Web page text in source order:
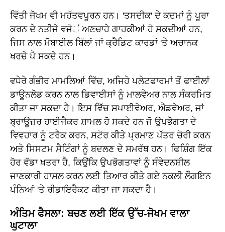
ਵਿੱਤੀ ਜੋਖਮ ਵੀ ਮਹੱਤਵਪੂਰਨ ਹਨ। 'ਤਸਦੀਕ' ਦੇ ਕਦਮਾਂ ਨੂੰ ਪੂਰਾ
ਕਰਨ ਦੇ ਨਤੀਜੇ ਵਜੋਂ ਅਣਚਾਹੇ ਗਾਹਕੀਆਂ ਹੋ ਸਕਦੀਆਂ ਹਨ,
ਜਿਸ ਨਾਲ ਮੋਬਾਈਲ ਬਿੱਲਾਂ ਜਾਂ ਕ੍ਰੈਡਿਟ ਕਾਰਡਾਂ 'ਤੇ ਅਚਾਨਕ
ਖਰਚੇ ਪੈ ਸਕਦੇ ਹਨ।
ਵਧੇਰੇ ਗੰਭੀਰ ਮਾਮਲਿਆਂ ਵਿੱਚ, ਅਜਿਹੇ ਪਲੇਟਫਾਰਮਾਂ ਤੋਂ ਫਾਈਲਾਂ
ਡਾਊਨਲੋਡ ਕਰਨ ਨਾਲ ਡਿਵਾਈਸਾਂ ਨੂੰ ਮਾਲਵੇਅਰ ਨਾਲ ਸੰਕਰਮਿਤ
ਕੀਤਾ ਜਾ ਸਕਦਾ ਹੈ। ਇਸ ਵਿੱਚ ਸਪਾਈਵੇਅਰ, ਐਡਵੇਅਰ, ਜਾਂ
ਬ੍ਰਾਊਜ਼ਰ ਹਾਈਜੈਕਰ ਸ਼ਾਮਲ ਹੋ ਸਕਦੇ ਹਨ ਜੋ ਉਪਭੋਗਤਾ ਦੇ
ਵਿਵਹਾਰ ਨੂੰ ਟਰੈਕ ਕਰਨ, ਸਟੋਰ ਕੀਤੇ ਪ੍ਰਮਾਣ ਪੱਤਰ ਚੋਰੀ ਕਰਨ
ਅਤੇ ਸਿਸਟਮ ਸੈਟਿੰਗਾਂ ਨੂੰ ਬਦਲਣ ਦੇ ਸਮਰੱਥ ਹਨ। ਫਿਸ਼ਿੰਗ ਇੱਕ
ਹੋਰ ਵੱਡਾ ਖ਼ਤਰਾ ਹੈ, ਕਿਉਂਕਿ ਉਪਭੋਗਤਾਵਾਂ ਨੂੰ ਸੰਵੇਦਨਸ਼ੀਲ
ਜਾਣਕਾਰੀ ਹਾਸਲ ਕਰਨ ਲਈ ਤਿਆਰ ਕੀਤੇ ਗਏ ਨਕਲੀ ਲੌਗਇਨ
ਪੰਨਿਆਂ 'ਤੇ ਰੀਡਾਇਰੈਕਟ ਕੀਤਾ ਜਾ ਸਕਦਾ ਹੈ।
ਅੰਤਿਮ ਫੈਸਲਾ: ਬਚਣ ਲਈ ਇੱਕ ਉੱਚ-ਜੋਖਮ ਵਾਲਾ
ਘੁਟਾਲਾ